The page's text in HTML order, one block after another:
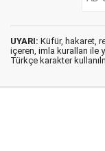
UYARI: Küfür, hakaret,
içeren, imla kuralları ile
Türkçe karakter